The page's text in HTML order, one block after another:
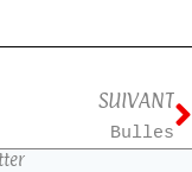
SUIVANT
Bulles